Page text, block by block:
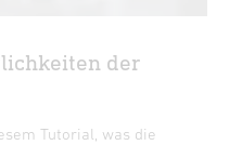
der
Tutorial, was die